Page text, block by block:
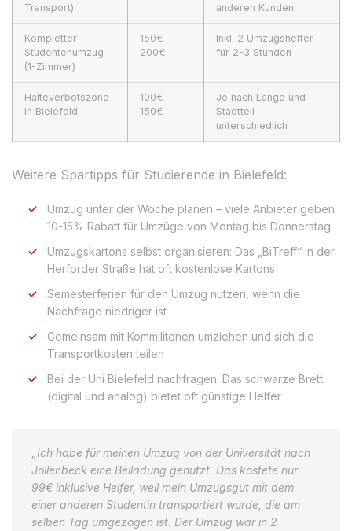
Transport)
anderen Kunden
Kompletter
Studentenumzug
(1-Zimmer)
150€ –
200€
Inkl. 2 Umzugshelfer
für 2-3 Stunden
Halteverbotszone
in Bielefeld
100€ –
150€
Je nach Länge und
Stadtteil
unterschiedlich
Weitere Spartipps für Studierende in Bielefeld:
Umzug unter der Woche planen – viele Anbieter geben
10-15% Rabatt für Umzüge von Montag bis Donnerstag
Umzugskartons selbst organisieren: Das „BiTreff“ in der
Herforder Straße hat oft kostenlose Kartons
Semesterferien für den Umzug nutzen, wenn die
Nachfrage niedriger ist
Gemeinsam mit Kommilitonen umziehen und sich die
Transportkosten teilen
Bei der Uni Bielefeld nachfragen: Das schwarze Brett
(digital und analog) bietet oft günstige Helfer
„Ich habe für meinen Umzug von der Universität nach
Jöllenbeck eine Beiladung genutzt. Das kostete nur
99€ inklusive Helfer, weil mein Umzugsgut mit dem
einer anderen Studentin transportiert wurde, die am
selben Tag umgezogen ist. Der Umzug war in 2